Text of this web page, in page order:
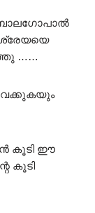
……
വക്കുകയും
കൂടി ഈ
കൂടി